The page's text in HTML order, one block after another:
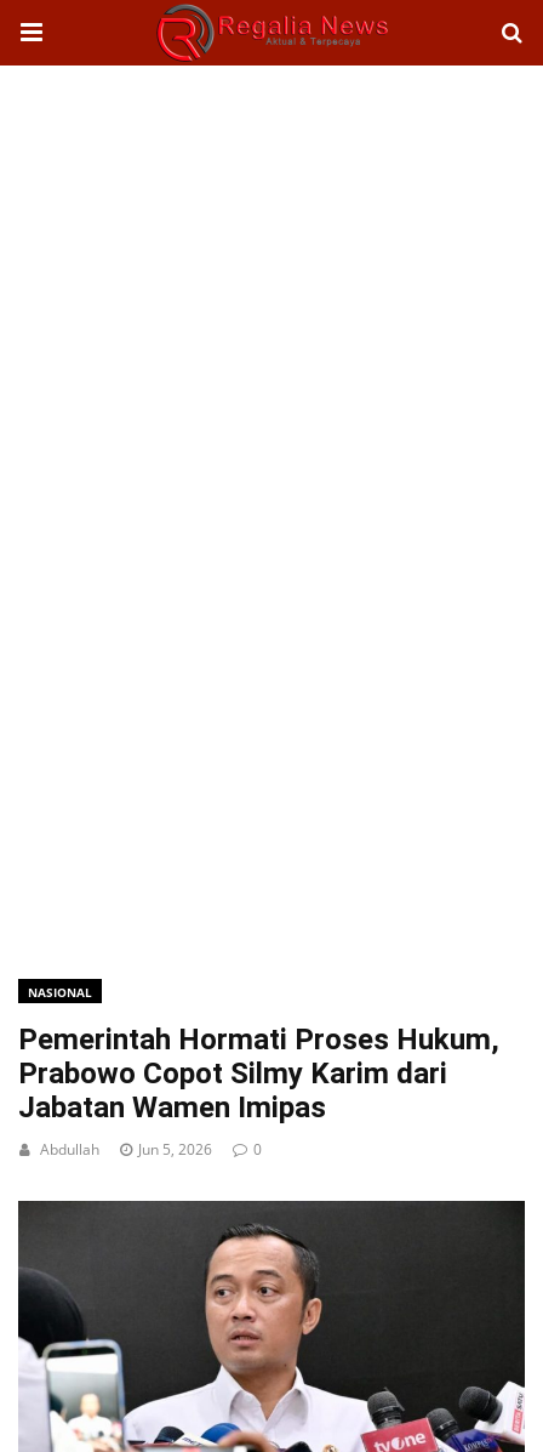
NASIONAL
Pemerintah Hormati Proses Hukum,
Prabowo Copot Silmy Karim dari
Jabatan Wamen Imipas
Abdullah Jun 5, 2026 0